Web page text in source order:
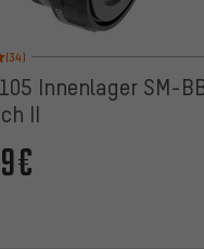
5 von 5 basierend auf 34
(34)
Innenlager SM-
II